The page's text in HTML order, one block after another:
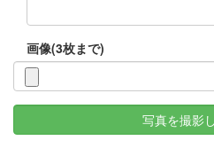
画像(3枚まで)
写真を撮影